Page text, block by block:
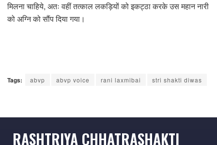
मिलना चाहिये, अतः वहीं तत्काल लकड़ियों को इकट्ठा करके उस महान नारी
को अग्नि को सौंप दिया गया।
Tags: abvp abvp voice rani laxmibai stri shakti diwas
RASHTRIYA CHHATRASHAKTI